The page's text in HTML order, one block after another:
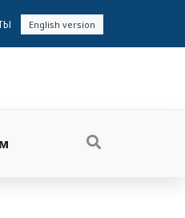
English version